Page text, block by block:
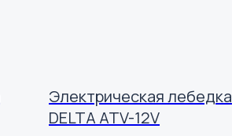
Электрическая лебедка
DELTA ATV-12V